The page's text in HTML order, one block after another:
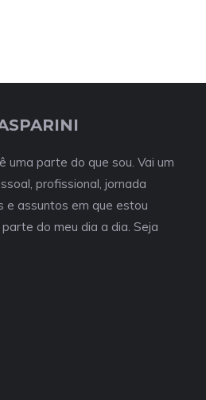
uma parte do que sou. Vai um
profissional, jornada
e assuntos em que estou
do meu dia a dia. Seja